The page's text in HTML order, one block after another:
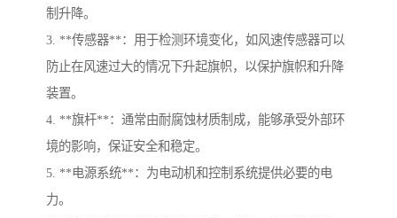
制升降。
3. **传感器**：用于检测环境变化，如风速传感器可以
防止在风速过大的情况下升起旗帜，以保护旗帜和升降
装置。
4. **旗杆**：通常由耐腐蚀材质制成，能够承受外部环
境的影响，保证安全和稳定。
5. **电源系统**：为电动机和控制系统提供必要的电
力。